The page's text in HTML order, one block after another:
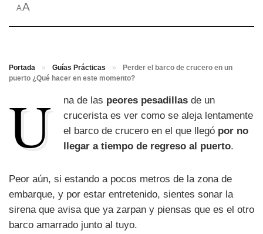
AA
Portada » Guías Prácticas »
Perder el barco de crucero en un
puerto ¿Qué hacer en este momento?
U na de las peores pesadillas de un
crucerista es ver como se aleja lentamente
el barco de crucero en el que llegó por no
llegar a tiempo de regreso al puerto.
Peor aún, si estando a pocos metros de la zona de
embarque, y por estar entretenido, sientes sonar la
sirena que avisa que ya zarpan y piensas que es el otro
barco amarrado junto al tuyo.